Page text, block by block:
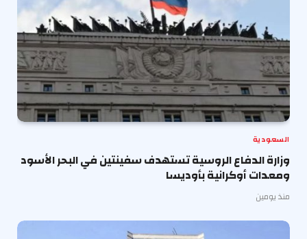
السعودية
وزارة الدفاع الروسية تستهدف سفينتين في البحر الأسود
ومعدات أوكرانية بأوديسا
منذ يومين